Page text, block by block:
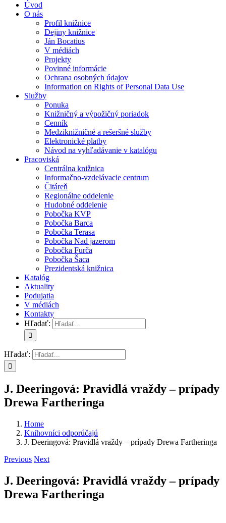
Úvod
O nás
Profil knižnice
Dejiny knižnice
Ján Bocatius
V médiách
Projekty
Povinné informácie
Ochrana osobných údajov
Information on Rights of Personal Data Use
Služby
Ponuka
Knižničný a výpožičný poriadok
Cenník
Medziknižničné a rešeršné služby
Elektronické platby
Návod na vyhľadávanie v katalógu
Pracoviská
Centrálna knižnica
Informačno-vzdelávacie centrum
Čitáreň
Regionálne oddelenie
Hudobné oddelenie
Pobočka KVP
Pobočka Barca
Pobočka Terasa
Pobočka Nad jazerom
Pobočka Furča
Pobočka Šaca
Prezidentská knižnica
Katalóg
Aktuality
Podujatia
V médiách
Kontakty
Hľadať:
Hľadať:
J. Deeringová: Pravidlá vraždy – prípady
Drewa Fartheringa
Home
Knihovníci odporúčajú
J. Deeringová: Pravidlá vraždy – prípady Drewa Fartheringa
Previous Next
J. Deeringová: Pravidlá vraždy – prípady
Drewa Fartheringa